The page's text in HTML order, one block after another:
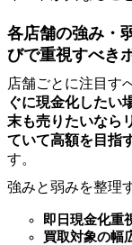
各店舗の強み・
びで重視すべき
店舗ごとに注目す
ぐに現金化したい
末も売りたいなら
ていて高額を目指
す。
強みと弱みを整理
即日現金化重
買取対象の幅